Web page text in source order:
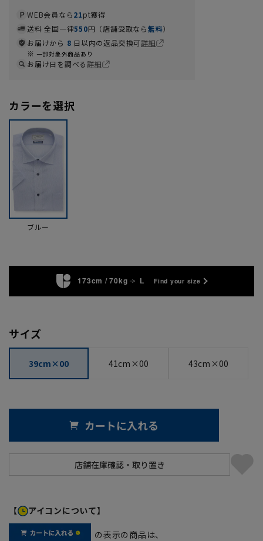
WEB会員なら21pt獲得
送料 全国一律550円（店舗受取なら無料）
お届けから 8 日以内の返品交換可詳細
一部対象外商品あり
お届け日を調べる詳細
カラーを選択
ブルー
173cm / 70kg L Find your size
サイズ
39cm×00 41cm×00 43cm×00
カートに入れる
【 アイコンについて】
の表示の商品は、